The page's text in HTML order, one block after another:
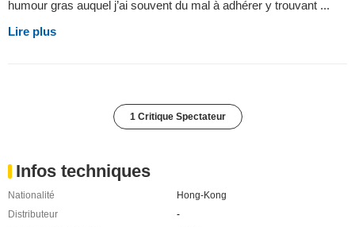
humour gras auquel j’ai souvent du mal à adhérer y trouvant ...
Lire plus
1 Critique Spectateur
Infos techniques
Nationalité
Hong-Kong
Distributeur
-